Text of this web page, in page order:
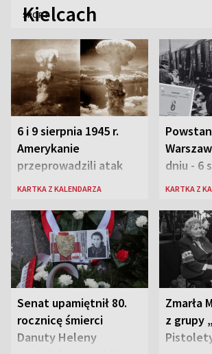
Kielcach
SPORT
6 i 9 sierpnia 1945 r.
Amerykanie
przeprowadzili atak
atomowy na Hiroszimę
KARTKA Z KALENDARZA
dniu - 6
KARTKA Z
Senat upamiętnił 80.
rocznicę śmierci
Danuty Heleny
Zmarła
z grupy